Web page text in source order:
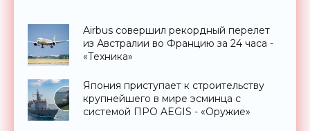
Airbus совершил рекордный перелет
из Австралии во Францию за 24 часа -
«Техника»
Япония приступает к строительству
крупнейшего в мире эсминца с
системой ПРО AEGIS - «Оружие»